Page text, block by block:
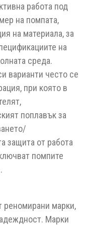
работа под
на помпата,
на материала, за
на
среда.
варианти често се
при която в
поплавък за
защита от работа
помпите
реномирани марки,
Марки